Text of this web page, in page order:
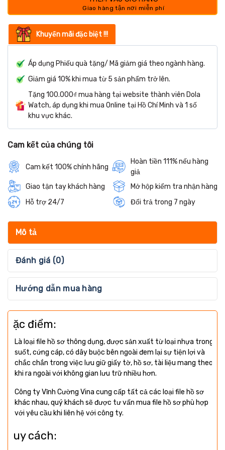
Khuyến mãi đặc biệt !!!
Áp dụng Phiếu quà tặng/ Mã giảm giá theo ngành hàng.
Giảm giá 10% khi mua từ 5 sản phẩm trở lên.
Tặng 100.000₫ mua hàng tại website thành viên Dola
Watch, áp dụng khi mua Online tại Hồ Chí Minh và 1 số
khu vực khác.
Cam kết của chúng tôi
Cam kết 100% chính hãng
Hoàn tiền 111% nếu hàng
giả
Giao tận tay khách hàng
Mở hộp kiểm tra nhận hàng
Hỗ trợ 24/7
Đổi trả trong 7 ngày
Mô tả
Đánh giá (0)
Hướng dẫn mua hàng
Đặc điểm:
Là loại file hồ sơ thông dụng, được sản xuất từ loại nhựa trong
suốt, cứng cáp, có dây buộc bên ngoài đem lại sự tiện lợi và
chắc chắn trong việc lưu giữ giấy tờ, hồ sơ, tài liệu mang theo
khi ra ngoài với không gian lưu trữ nhiều hơn.
Công ty Vĩnh Cường Vina cung cấp tất cả các loại file hồ sơ
khác nhau, quý khách sẽ được tư vấn mua file hồ sơ phù hợp
với yêu cầu khi liên hệ với công ty.
Quy cách: